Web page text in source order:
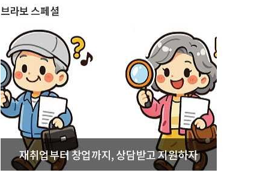
브라보 스페셜
재취업부터 창업까지, 상담받고 지원하자